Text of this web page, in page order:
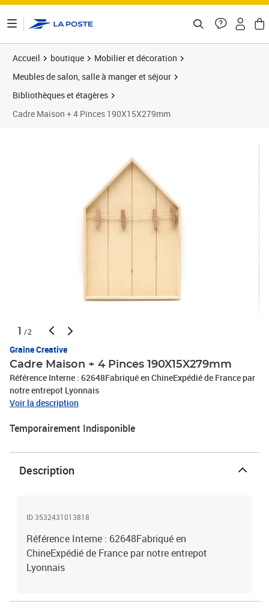
Accueil boutique
Mobilier et décoration
Meubles de salon, salle à manger et séjour
Bibliothèques et étagères
Cadre Maison + 4 Pinces 190X15X279mm
1 /2
Graine Creative
Cadre Maison + 4 Pinces 190X15X279mm
Référence Interne : 62648Fabriqué en ChineExpédié de France par
notre entrepot Lyonnais
Voir la description
Temporairement Indisponible
Description
ID 3532431013818
Référence Interne : 62648Fabriqué en
ChineExpédié de France par notre entrepot
Lyonnais